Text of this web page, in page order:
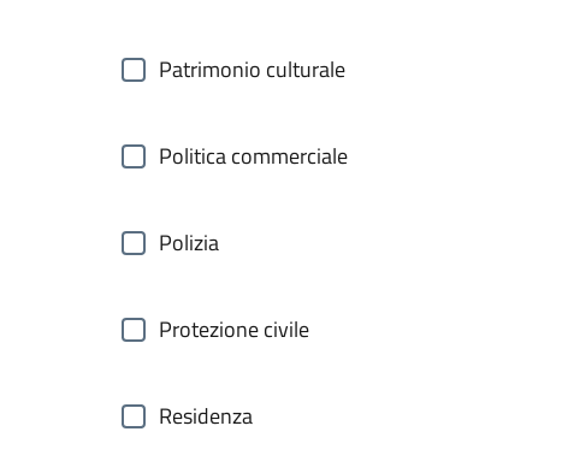
Patrimonio culturale
Politica commerciale
Polizia
Protezione civile
Residenza